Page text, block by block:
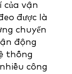
vận
được là
chuyển
động
thống
công